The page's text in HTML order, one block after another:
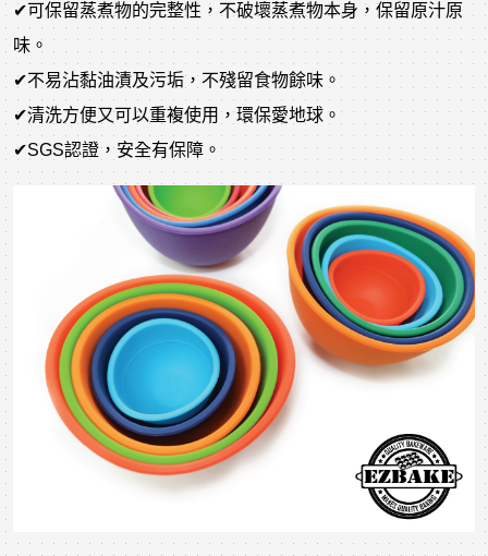
✔可保留蒸煮物的完整性，不破壞蒸煮物本身，保留原汁原
味。
✔不易沾黏油漬及污垢，不殘留食物餘味。
✔清洗方便又可以重複使用，環保愛地球。
✔SGS認證，安全有保障。